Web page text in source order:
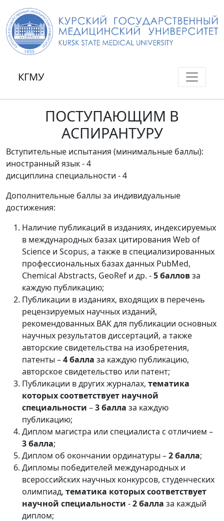
КГМУ
ПОСТУПАЮЩИМ В
АСПИРАНТУРУ
Вступительные испытания (минимальные баллы):
иностранный язык - 4
дисциплина специальности - 4
Дополнительные баллы за индивидуальные
достижения:
Наличие публикаций в изданиях, индексируемых
в международных базах цитирования Web of
Science и Scopus, а также в специализированных
профессиональных базах данных PubMed,
Chemical Abstracts, GeoRef и др. -5 балловза
каждую публикацию;
Публикации в изданиях, входящих в перечень
рецензируемых научных изданий,
рекомендованных ВАК для публикации основных
научных результатов диссертаций, а также
авторские свидетельства на изобретения,
патенты –4 балла за каждую публикацию,
авторское свидетельство или патент;
Публикации в других журналах, тематика
которых соответствует научной
специальности –3 балла за каждую
публикацию;
Диплом магистра или специалиста с отличием –
3 балла;
Диплом об окончании ординатуры –2 балла;
Дипломы победителей международных и
всероссийских научных конкурсов, студенческих
олимпиад, тематика которых соответствует
научной специальности -2 балла за каждый
диплом;